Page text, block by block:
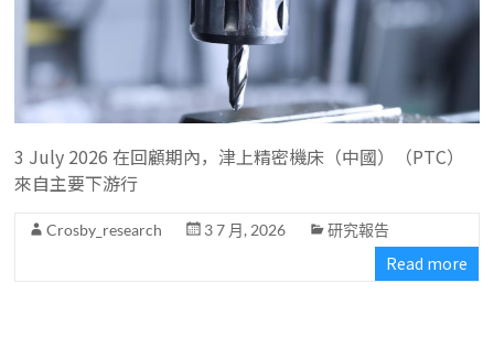
3 July 2026 在回顧期內，津上精密機床（中國）（PTC）
來自主要下游行
Crosby_research 3 7 月, 2026 研究報告
Read more